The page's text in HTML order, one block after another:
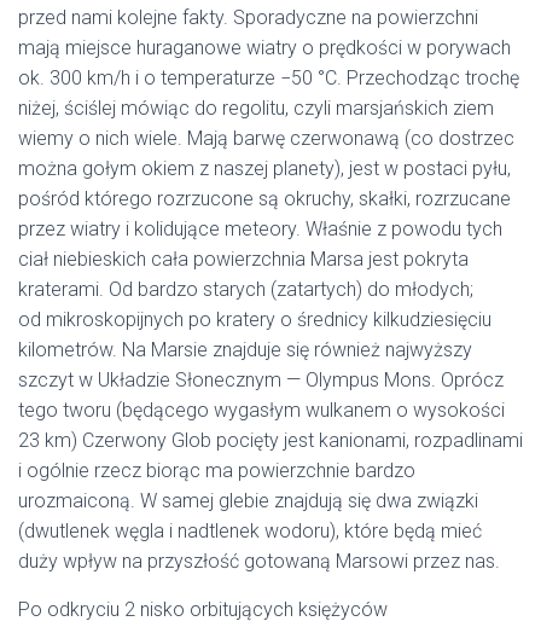
przed nami kolejne fakty. Sporadyczne na powierzchni
mają miejsce huraganowe wiatry o prędkości w porywach
ok. 300 km/h i o temperaturze −50 °C. Przechodząc trochę
niżej, ściślej mówiąc do regolitu, czyli marsjańskich ziem
wiemy o nich wiele. Mają barwę czerwonawą (co dostrzec
można gołym okiem z naszej planety), jest w postaci pyłu,
pośród którego rozrzucone są okruchy, skałki, rozrzucane
przez wiatry i kolidujące meteory. Właśnie z powodu tych
ciał niebieskich cała powierzchnia Marsa jest pokryta
kraterami. Od bardzo starych (zatartych) do młodych;
od mikroskopijnych po kratery o średnicy kilkudziesięciu
kilometrów. Na Marsie znajduje się również najwyższy
szczyt w Układzie Słonecznym — Olympus Mons. Oprócz
tego tworu (będącego wygasłym wulkanem o wysokości
23 km) Czerwony Glob pocięty jest kanionami, rozpadlinami
i ogólnie rzecz biorąc ma powierzchnie bardzo
urozmaiconą. W samej glebie znajdują się dwa związki
(dwutlenek węgla i nadtlenek wodoru), które będą mieć
duży wpływ na przyszłość gotowaną Marsowi przez nas.
Po odkryciu 2 nisko orbitujących księżyców